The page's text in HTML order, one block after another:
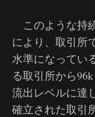
このような持
により、取引所
水準になってい
る取引所から
流出レベルに達
確立された取引